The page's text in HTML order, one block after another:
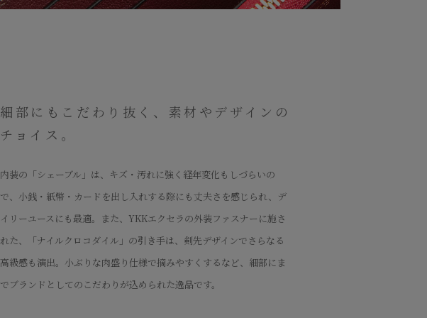
細部にもこだわり抜く、素材やデザインの
チョイス。
内装の「シェーブル」は、キズ・汚れに強く経年変化もしづらいの
で、小銭・紙幣・カードを出し入れする際にも丈夫さを感じられ、デ
イリーユースにも最適。また、YKKエクセラの外装ファスナーに施さ
れた、「ナイルクロコダイル」の引き手は、剣先デザインでさらなる
高級感も演出。小ぶりな肉盛り仕様で摘みやすくするなど、細部にま
でブランドとしてのこだわりが込められた逸品です。